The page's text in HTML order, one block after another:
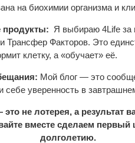
на биохимии организма и
продукты: Я выбираю 4Life за
Трансфер Факторов. Это
клетку, а «обучает» её.
Мой блог — это
себе уверенность в
не лотерея, а результат
вместе сделаем первый
долголетию.